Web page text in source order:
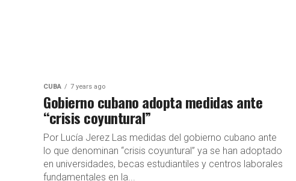
CUBA 7 years ago
Gobierno cubano adopta medidas ante
“crisis coyuntural”
Por Lucía Jerez Las medidas del gobierno cubano ante
lo que denominan “crisis coyuntural” ya se han adoptado
en universidades, becas estudiantiles y centros laborales
fundamentales en la...